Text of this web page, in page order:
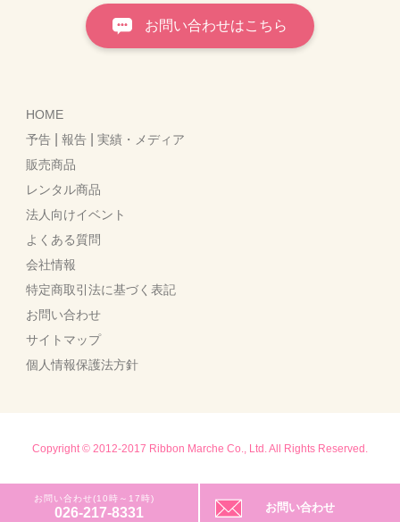
お問い合わせ
お問い合わせ(10時～17時)
026-217-8331
お問い合わせはこちら
HOME
予告 |報告 |実績・メディア
販売商品
レンタル商品
法人向けイベント
よくある質問
会社情報
特定商取引法に基づく表記
お問い合わせ
サイトマップ
個人情報保護法方針
Copyright © 2012-2017 Ribbon Marche Co., Ltd. All Rights Reserved.